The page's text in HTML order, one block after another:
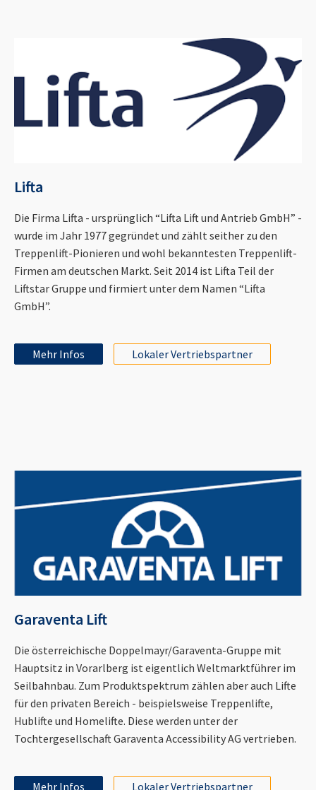
Lifta
Die Firma Lifta - ursprünglich “Lifta Lift und Antrieb GmbH” -
wurde im Jahr 1977 gegründet und zählt seither zu den
Treppenlift-Pionieren und wohl bekanntesten Treppenlift-
Firmen am deutschen Markt. Seit 2014 ist Lifta Teil der
Liftstar Gruppe und firmiert unter dem Namen “Lifta
GmbH”.
Mehr Infos Lokaler Vertriebspartner
Garaventa Lift
Die österreichische Doppelmayr/Garaventa-Gruppe mit
Hauptsitz in Vorarlberg ist eigentlich Weltmarktführer im
Seilbahnbau. Zum Produktspektrum zählen aber auch Lifte
für den privaten Bereich - beispielsweise Treppenlifte,
Hublifte und Homelifte. Diese werden unter der
Tochtergesellschaft Garaventa Accessibility AG vertrieben.
Mehr Infos Lokaler Vertriebspartner